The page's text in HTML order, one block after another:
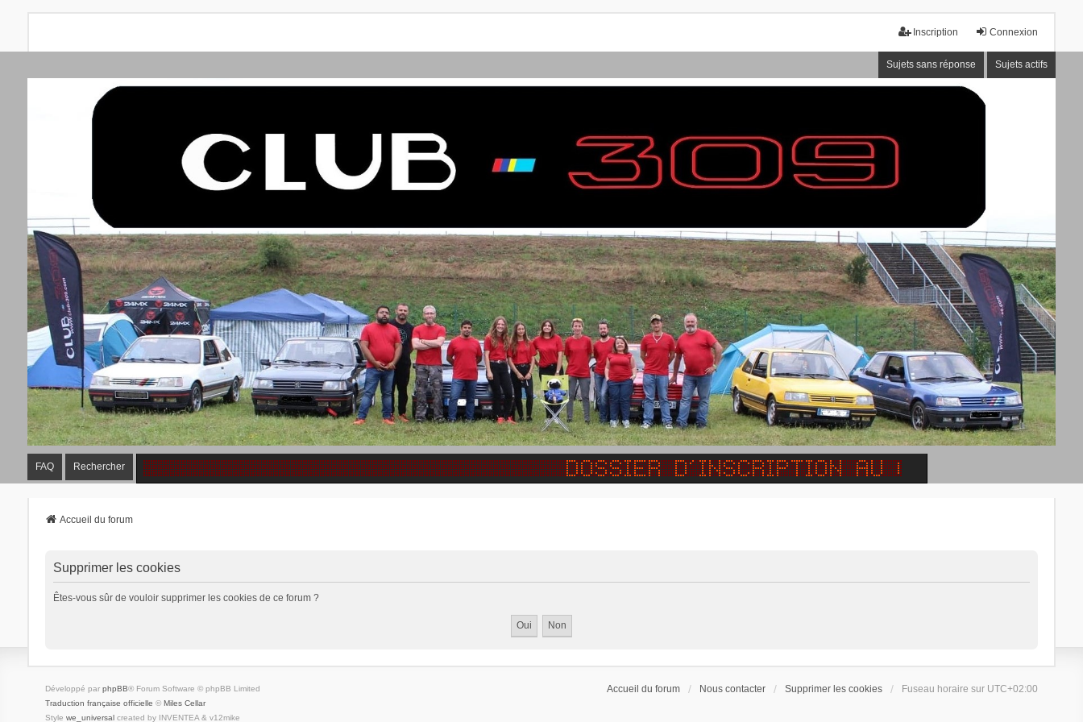
Connexion
Inscription
Sujets sans réponse Sujets actifs
FAQ Rechercher
Accueil du forum
Supprimer les cookies
Êtes-vous sûr de vouloir supprimer les cookies de ce forum ?
Accueil du forum Nous contacter Supprimer les cookies Fuseau horaire sur UTC+02:00
Développé par phpBB® Forum Software © phpBB Limited
Traduction française officielle © Miles Cellar
Style we_universalcreated by INVENTEA & v12mike